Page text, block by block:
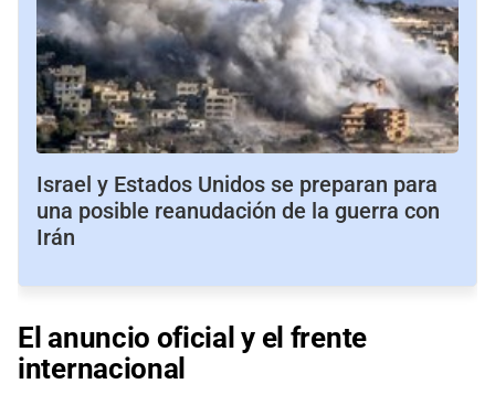
Israel y Estados Unidos se preparan para
una posible reanudación de la guerra con
Irán
El anuncio oficial y el frente
internacional